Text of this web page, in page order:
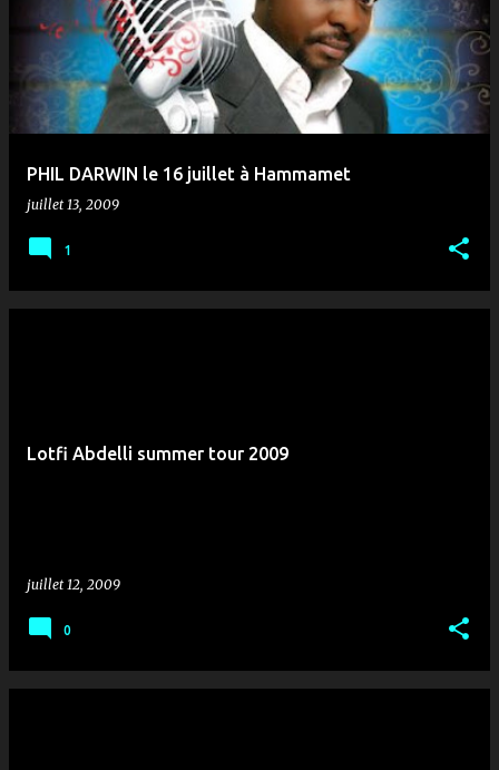
PHIL DARWIN le 16 juillet à Hammamet
juillet 13, 2009
1
Lotfi Abdelli summer tour 2009
juillet 12, 2009
0